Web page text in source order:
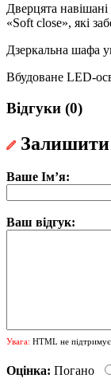
Дверцята
«Soft close», які
Дзеркальна шафа
Вбудоване LED-
Відгуки (0)
Залишити
Ваше Ім’я:
Ваш відгук:
Увага: HTML не
Оцінка: Погано